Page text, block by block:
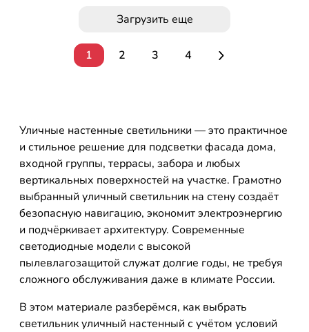
Загрузить еще
1 2 3 4
Уличные настенные светильники — это практичное
и стильное решение для подсветки фасада дома,
входной группы, террасы, забора и любых
вертикальных поверхностей на участке. Грамотно
выбранный уличный светильник на стену создаёт
безопасную навигацию, экономит электроэнергию
и подчёркивает архитектуру. Современные
светодиодные модели с высокой
пылевлагозащитой служат долгие годы, не требуя
сложного обслуживания даже в климате России.
В этом материале разберёмся, как выбрать
светильник уличный настенный с учётом условий